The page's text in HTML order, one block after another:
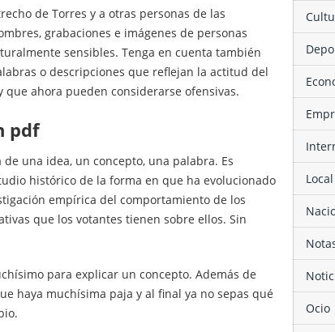
de Torres y a otras personas de las
grabaciones e imágenes de personas
sensibles. Tenga en cuenta también
o descripciones que reflejan la actitud del
ahora pueden considerarse ofensivas.
pdf
una idea, un concepto, una palabra. Es
histórico de la forma en que ha evolucionado
empírica del comportamiento de los
que los votantes tienen sobre ellos. Sin
para explicar un concepto. Además de
haya muchísima paja y al final ya no sepas qué
Local
Ocio